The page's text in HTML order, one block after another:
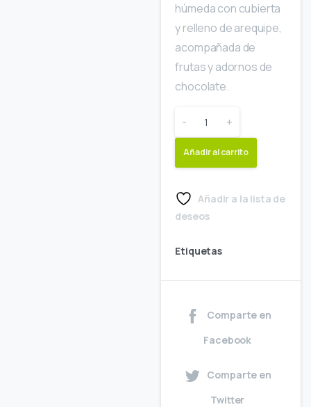
húmeda con cubierta
y relleno de arequipe,
acompañada de
frutas y adornos de
chocolate.
- +
Añadir al carrito
Añadir a la lista de
deseos
Etiquetas
Comparte en
Facebook
Comparte en
Twitter